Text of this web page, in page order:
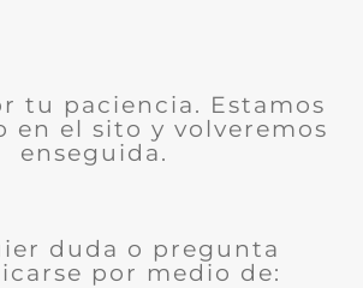
tu paciencia. Estamos
en el sito y volveremos
enseguida.
duda o pregunta
por medio de: